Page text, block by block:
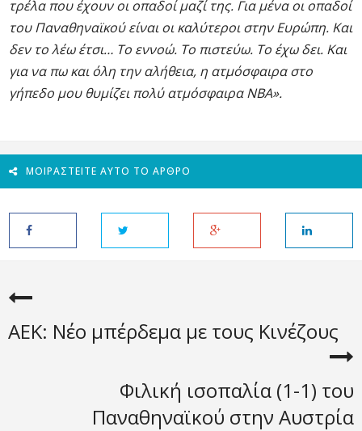
τρέλα που έχουν οι οπαδοί μαζί της. Για μένα οι οπαδοί
του Παναθηναϊκού είναι οι καλύτεροι στην Ευρώπη. Και
δεν το λέω έτσι… Το εννοώ. Το πιστεύω. Το έχω δει. Και
για να πω και όλη την αλήθεια, η ατμόσφαιρα στο
γήπεδο μου θυμίζει πολύ ατμόσφαιρα ΝΒΑ».
ΜΟΙΡΑΣΤΕΊΤΕ ΑΥΤΌ ΤΟ ΆΡΘΡΟ
ΑΕΚ: Νέο μπέρδεμα με τους Κινέζους
Φιλική ισοπαλία (1-1) του
Παναθηναϊκού στην Αυστρία